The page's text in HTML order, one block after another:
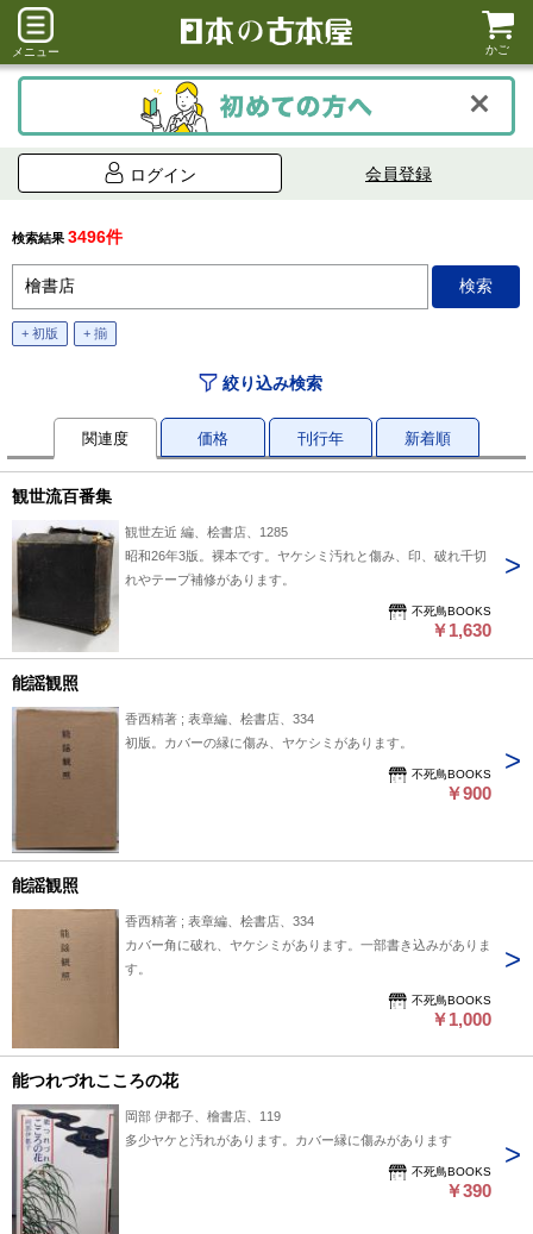
メニュー かご
ログイン 会員登録
検索結果 3496件
+ 初版 + 揃
絞り込み検索
関連度 価格 刊行年 新着順
観世流百番集
観世左近 編、桧書店、1285
昭和26年3版。裸本です。ヤケシミ汚れと傷み、印、破れ千切
れやテープ補修があります。
不死鳥BOOKS
￥1,630
能謡観照
香西精著 ; 表章編、桧書店、334
初版。カバーの縁に傷み、ヤケシミがあります。
不死鳥BOOKS
￥900
能謡観照
香西精著 ; 表章編、桧書店、334
カバー角に破れ、ヤケシミがあります。一部書き込みがありま
す。
不死鳥BOOKS
￥1,000
能つれづれこころの花
岡部 伊都子、檜書店、119
多少ヤケと汚れがあります。カバー縁に傷みがあります
不死鳥BOOKS
￥390